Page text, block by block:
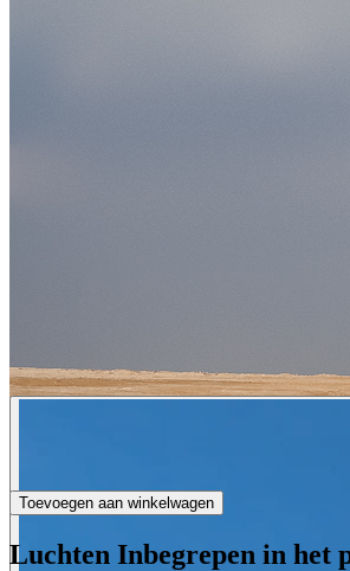
Toevoegen aan winkelwagen
Luchten Inbegrepen in het